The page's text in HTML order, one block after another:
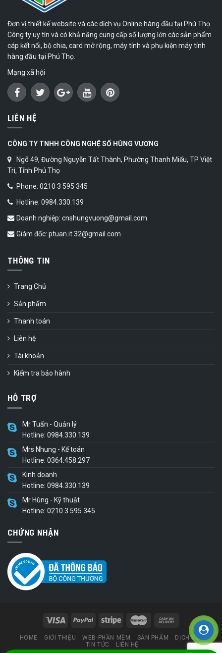
Đơn vị thiết kế website và các dịch vụ Online hàng đầu tại Phú Thọ.
Công ty uy tín và có khả năng cung cấp số lượng lớn các sản phẩm
cáp kết nối, bộ chia, card mở rộng, máy tính và phụ kiện máy tính
hàng đầu tại Phú Thọ.
Mạng xã hội
LIÊN HỆ
CÔNG TY TNHH CÔNG NGHỆ SỐ HÙNG VƯƠNG
Ngõ 49, Đường Nguyễn Tất Thành, Phường Thanh Miếu, TP Việt
Trì, Tỉnh Phú Thọ
Phone: 0210 3 595 345
Hotline: 0984.330.139
Doanh nghiệp: cnshungvuong@gmail.com
Giám đốc: ptuan.it.32@gmail.com
THÔNG TIN
Trang Chủ
Sản phẩm
Thanh toán
Liên hệ
Tài khoản
Kiểm tra bảo hành
HỖ TRỢ
Mr Tuấn - Quản lý
Hotline: 0984.330.139
Mrs Nhung - Kế toán
Hotline: 0364.458.297
Kinh doanh
Hotline: 0984.330.139
Mr Hùng - Kỹ thuật
Hotline: 0210 3 595 345
CHỨNG NHẬN
HOME GIỚI THIỆU WEB-PHẦN MỀM SẢN PHẨM
DỊCH VỤ
TIN TỨC
LIÊN HỆ